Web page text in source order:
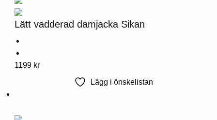
Alternativen
kan
väljas
på
produktsidan
Lätt vadderad damjacka Sikan
Denna
1199 kr
Lägg i önskelistan